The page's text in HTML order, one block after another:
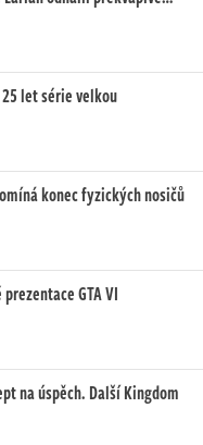
let série velkou
konec fyzických nosičů
GTA VI
na úspěch. Další Kingdom